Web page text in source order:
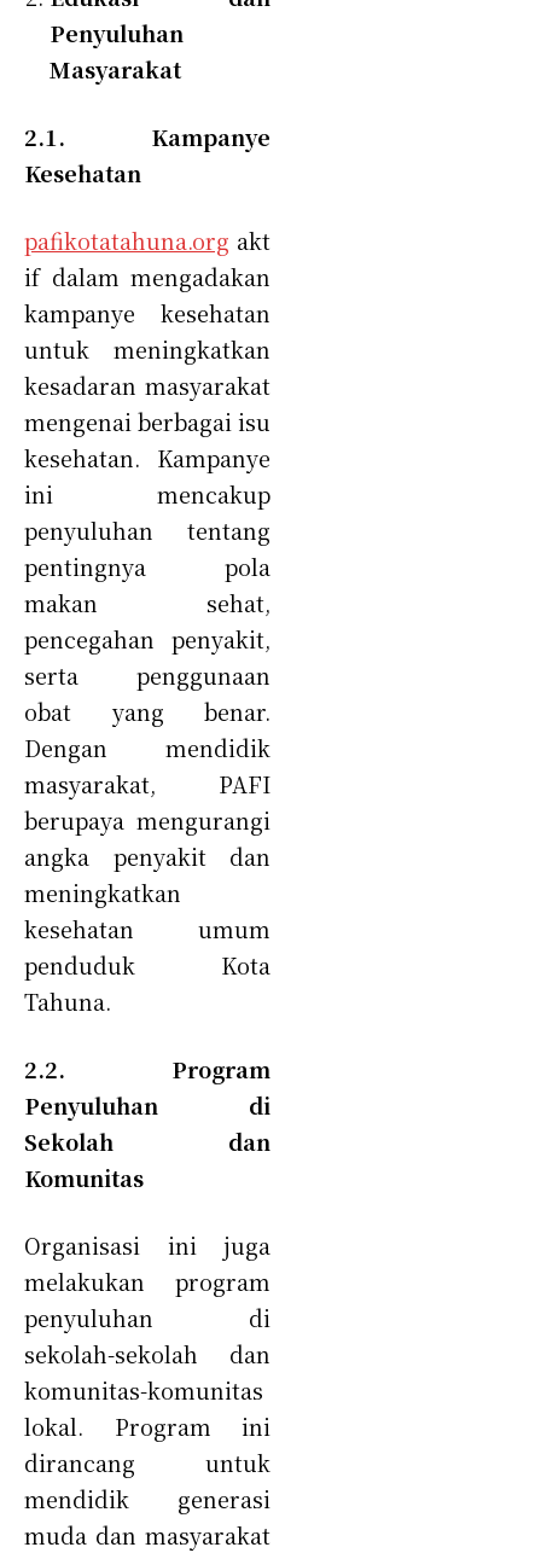
Penyuluhan
Masyarakat
2.1. Kampanye
Kesehatan
pafikotatahuna.org akt
if dalam mengadakan
kampanye kesehatan
untuk meningkatkan
kesadaran masyarakat
mengenai berbagai isu
kesehatan. Kampanye
ini mencakup
penyuluhan tentang
pentingnya pola
makan sehat,
pencegahan penyakit,
serta penggunaan
obat yang benar.
Dengan mendidik
masyarakat, PAFI
berupaya mengurangi
angka penyakit dan
meningkatkan
kesehatan umum
penduduk Kota
Tahuna.
2.2. Program
Penyuluhan di
Sekolah dan
Komunitas
Organisasi ini juga
melakukan program
penyuluhan di
sekolah-sekolah dan
komunitas-komunitas
lokal. Program ini
dirancang untuk
mendidik generasi
muda dan masyarakat